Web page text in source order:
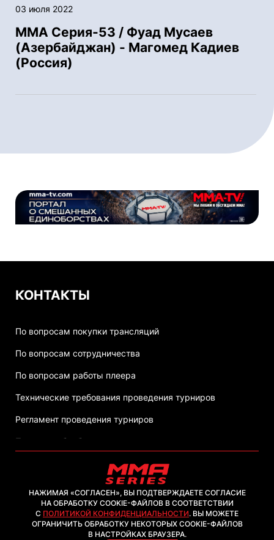
03 июля 2022
ММА Серия-53 / Фуад Мусаев
(Азербайджан) - Магомед Кадиев
(Россия)
КОНТАКТЫ
По вопросам покупки трансляций
По вопросам сотрудничества
По вопросам работы плеера
Технические требования проведения турниров
Регламент проведения турниров
Политика обработки персональных данных
2026, ООО "ММА-ТВ.КОМ"
НАЖИМАЯ «СОГЛАСЕН», ВЫ ПОДТВЕРЖДАЕТЕ СОГЛАСИЕ
НА ОБРАБОТКУ COOKIE-ФАЙЛОВ В СООТВЕТСТВИИ
С ПОЛИТИКОЙ КОНФИДЕНЦИАЛЬНОСТИ. ВЫ МОЖЕТЕ
ОГРАНИЧИТЬ ОБРАБОТКУ НЕКОТОРЫХ COOKIE-ФАЙЛОВ
В НАСТРОЙКАХ БРАУЗЕРА.